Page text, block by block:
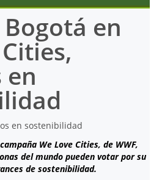
en
en
We Love Cities, de WWF,
del mundo pueden votar por su
de sostenibilidad.